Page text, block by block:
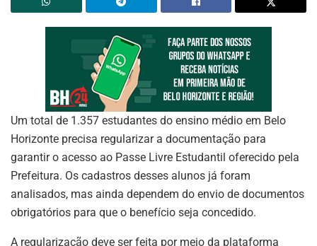
Um total de 1.357 estudantes do ensino médio em Belo
Horizonte precisa regularizar a documentação para
garantir o acesso ao Passe Livre Estudantil oferecido pela
Prefeitura. Os cadastros desses alunos já foram
analisados, mas ainda dependem do envio de documentos
obrigatórios para que o benefício seja concedido.
A regularização deve ser feita por meio da plataforma